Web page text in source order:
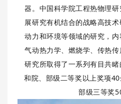
器。中国科学院工程热物理
展研究有机结合的战略高技术
动力和环境等领域的研究，
气动热力学、燃烧学、传热传
研究所取得了一系列有目共
和院、部级二等奖以上奖项40
部级三等奖